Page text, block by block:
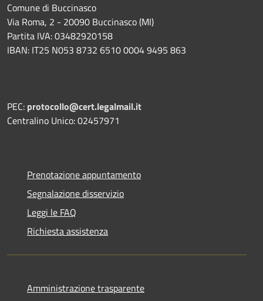
Comune di Buccinasco
Via Roma, 2 - 20090 Buccinasco (MI)
Partita IVA: 03482920158
IBAN: IT25 N053 8732 6510 0004 9495 863
PEC: protocollo@cert.legalmail.it
Centralino Unico: 02457971
Prenotazione appuntamento
Segnalazione disservizio
Leggi le FAQ
Richiesta assistenza
Amministrazione trasparente